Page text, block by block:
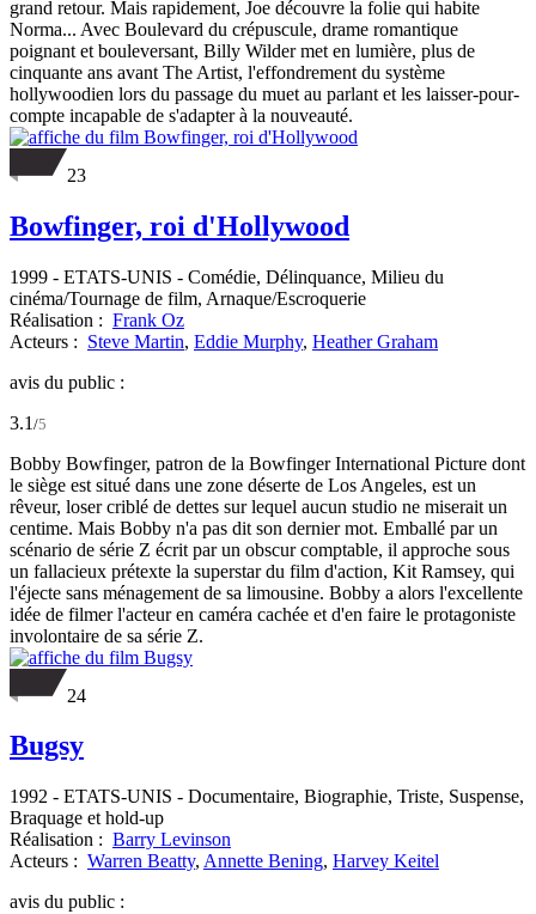
grand retour. Mais rapidement, Joe découvre la folie qui habite
Norma... Avec Boulevard du crépuscule, drame romantique
poignant et bouleversant, Billy Wilder met en lumière, plus de
cinquante ans avant The Artist, l'effondrement du système
hollywoodien lors du passage du muet au parlant et les laisser-pour-
compte incapable de s'adapter à la nouveauté.
23
Bowfinger, roi d'Hollywood
1999 - ETATS-UNIS - Comédie, Délinquance, Milieu du
cinéma/Tournage de film, Arnaque/Escroquerie
Réalisation : Frank Oz
Acteurs : Steve Martin, Eddie Murphy, Heather Graham
avis du public :
3.1 /5
Bobby Bowfinger, patron de la Bowfinger International Picture dont
le siège est situé dans une zone déserte de Los Angeles, est un
rêveur, loser criblé de dettes sur lequel aucun studio ne miserait un
centime. Mais Bobby n'a pas dit son dernier mot. Emballé par un
scénario de série Z écrit par un obscur comptable, il approche sous
un fallacieux prétexte la superstar du film d'action, Kit Ramsey, qui
l'éjecte sans ménagement de sa limousine. Bobby a alors l'excellente
idée de filmer l'acteur en caméra cachée et d'en faire le protagoniste
involontaire de sa série Z.
24
Bugsy
1992 - ETATS-UNIS - Documentaire, Biographie, Triste, Suspense,
Braquage et hold-up
Réalisation : Barry Levinson
Acteurs : Warren Beatty, Annette Bening, Harvey Keitel
avis du public :